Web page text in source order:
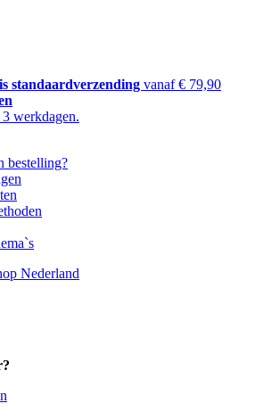
standaardverzending vanaf € 79,90
werkdagen.
bestelling?